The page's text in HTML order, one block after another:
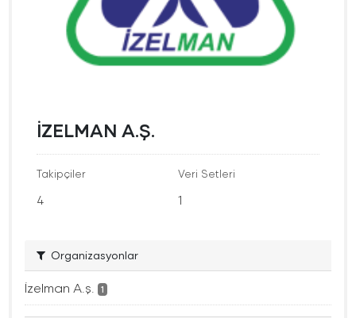
İZELMAN A.Ş.
Takipçiler
4
Veri Setleri
1
Organizasyonlar
İzelman A.ş. 1